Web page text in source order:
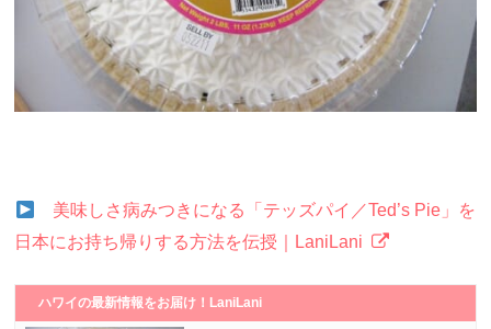
美味しさ病みつきになる「テッズパイ／Ted’s Pie」を
日本にお持ち帰りする方法を伝授｜LaniLani
ハワイの最新情報をお届け！LaniLani